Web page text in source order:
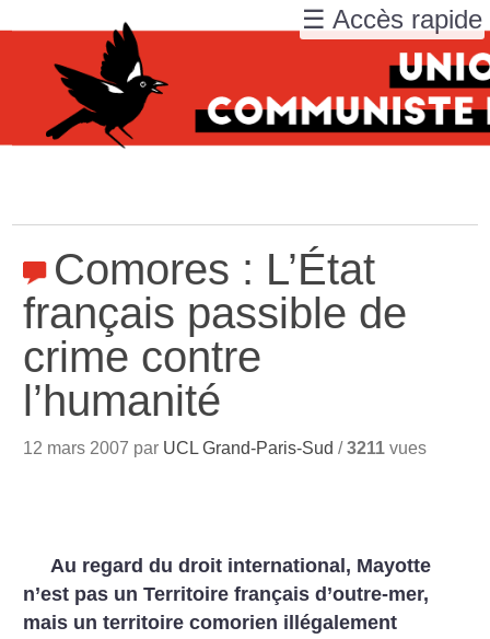
Comores : L’État
français passible de
crime contre
l’humanité
12 mars 2007 par UCL Grand-Paris-Sud /3211 vues
Au regard du droit international, Mayotte
n’est pas un Territoire français d’outre-mer,
mais un territoire comorien illégalement
☰ Accès rapide